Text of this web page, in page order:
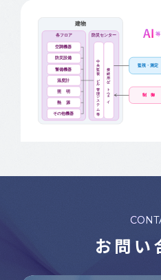
お問い